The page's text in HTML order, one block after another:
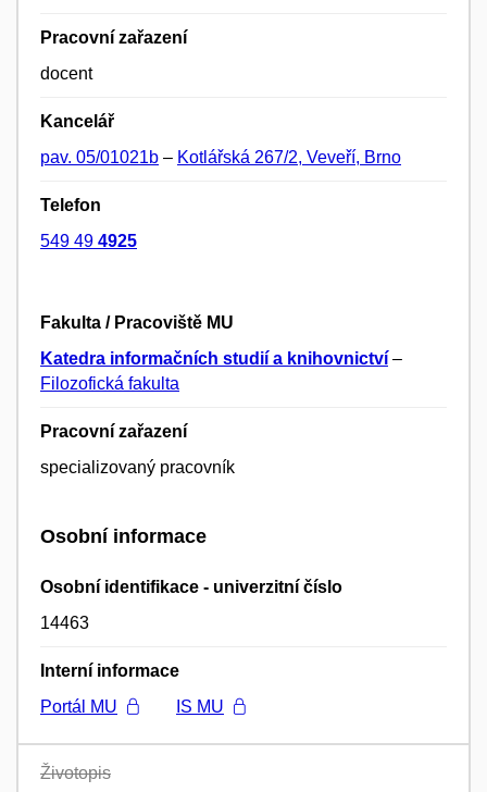
Pracovní zařazení
docent
Kancelář
pav. 05/01021b – Kotlářská 267/2, Veveří, Brno
Telefon
549 49 4925
Fakulta / Pracoviště MU
Katedra informačních studií a knihovnictví –
Filozofická fakulta
Pracovní zařazení
specializovaný pracovník
Osobní informace
Osobní identifikace - univerzitní číslo
14463
Interní informace
Portál MU
IS MU
Životopis